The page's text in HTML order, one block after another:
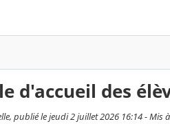
d'accueil des
publié le jeudi 2 juillet 2026 16:14 - Mis